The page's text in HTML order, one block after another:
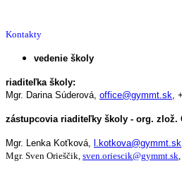
Kontakty
vedenie školy
riaditeľka školy:
Mgr. Darina Súderová, office@gymmt.sk
zástupcovia riaditeľky školy - org. zlož.
Mgr. Lenka Koťková, l.kotkova@gymmt.sk
Mgr. Sven Orieščik, sven.oriescik@gymmt.sk